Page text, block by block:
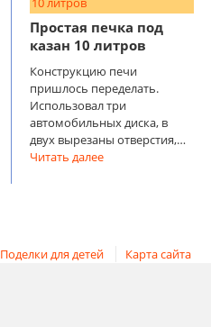
Простая печка под
казан 10 литров
Конструкцию печи
пришлось переделать.
Использовал три
автомобильных диска, в
двух вырезаны отверстия,…
Читать далее
Поделки для детей Карта сайта